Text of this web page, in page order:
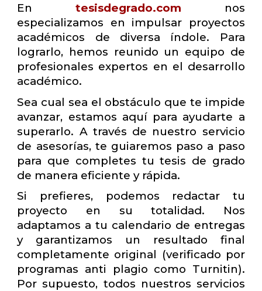
En tesisdegrado.com nos
especializamos en impulsar proyectos
académicos de diversa índole. Para
lograrlo, hemos reunido un equipo de
profesionales expertos en el desarrollo
académico.
Sea cual sea el obstáculo que te impide
avanzar, estamos aquí para ayudarte a
superarlo. A través de nuestro servicio
de asesorías, te guiaremos paso a paso
para que completes tu tesis de grado
de manera eficiente y rápida.
Si prefieres, podemos redactar tu
proyecto en su totalidad. Nos
adaptamos a tu calendario de entregas
y garantizamos un resultado final
completamente original (verificado por
programas anti plagio como Turnitin).
Por supuesto, todos nuestros servicios